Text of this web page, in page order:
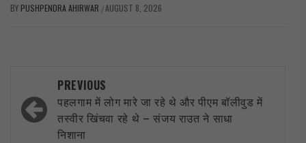
BY PUSHPENDRA AHIRWAR /AUGUST 8, 2026
navigation
PREVIOUS
पहलगाम में लोग मारे जा रहे थे और पीएम बॉलीवुड में
तस्वीर खिंचवा रहे थे – संजय राउत ने साधा
निशाना